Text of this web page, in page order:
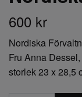
600 kr
Nordiska
Fru Anna
storlek 23 x 28,5